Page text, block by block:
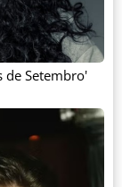
de Setembro'